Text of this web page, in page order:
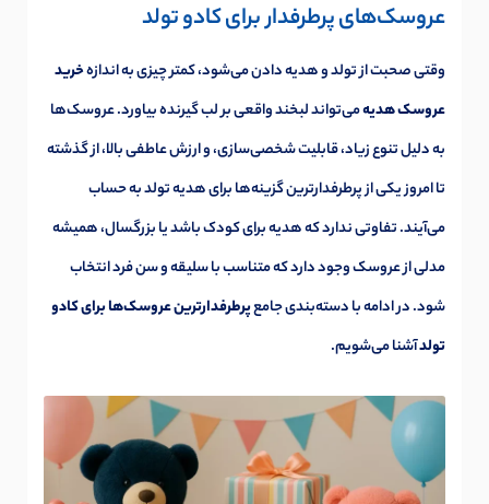
عروسک‌های پرطرفدار برای کادو تولد
وقتی صحبت از تولد و هدیه دادن می‌شود، کمتر چیزی به اندازهخرید
عروسک هدیهمی‌تواند لبخند واقعی بر لب گیرنده بیاورد. عروسک‌ها
به دلیل تنوع زیاد، قابلیت شخصی‌سازی، و ارزش عاطفی بالا، از گذشته
تا امروز یکی از پرطرفدارترین گزینه‌ها برای هدیه تولد به حساب
می‌آیند. تفاوتی ندارد که هدیه برای کودک باشد یا بزرگسال، همیشه
مدلی از عروسک وجود دارد که متناسب با سلیقه و سن فرد انتخاب
شود. در ادامه با دسته‌بندی جامعپرطرفدارترین عروسک‌ها برای کادو
تولدآشنا می‌شویم.